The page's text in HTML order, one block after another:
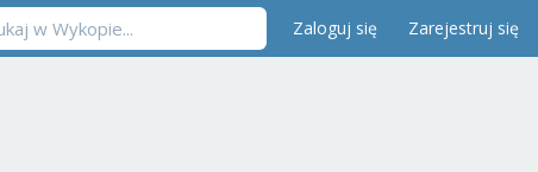
Zaloguj się Zarejestruj się